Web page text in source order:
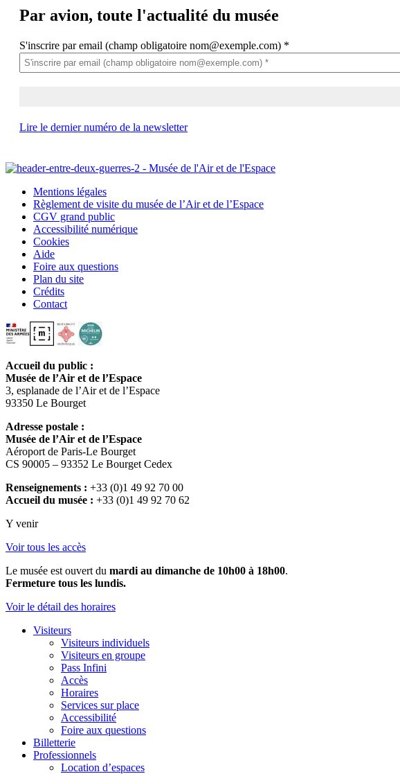
Par avion, toute l'actualité du musée
S'inscrire par email (champ obligatoire nom@exemple.com) *
Lire le dernier numéro de la newsletter
Mentions légales
Règlement de visite du musée de l’Air et de l’Espace
CGV grand public
Accessibilité numérique
Cookies
Aide
Foire aux questions
Plan du site
Crédits
Contact
Accueil du public :
Musée de l’Air et de l’Espace
3, esplanade de l’Air et de l’Espace
93350 Le Bourget
Adresse postale :
Musée de l’Air et de l’Espace
Aéroport de Paris-Le Bourget
CS 90005 – 93352 Le Bourget Cedex
Renseignements : +33 (0)1 49 92 70 00
Accueil du musée : +33 (0)1 49 92 70 62
Y venir
Voir tous les accès
Le musée est ouvert du mardi au dimanche de 10h00 à 18h00.
Fermeture tous les lundis.
Voir le détail des horaires
Visiteurs
Visiteurs individuels
Visiteurs en groupe
Pass Infini
Accès
Horaires
Services sur place
Accessibilité
Foire aux questions
Billetterie
Professionnels
Location d’espaces